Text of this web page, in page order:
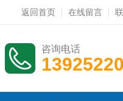
返回首页 在线留言
咨询电话